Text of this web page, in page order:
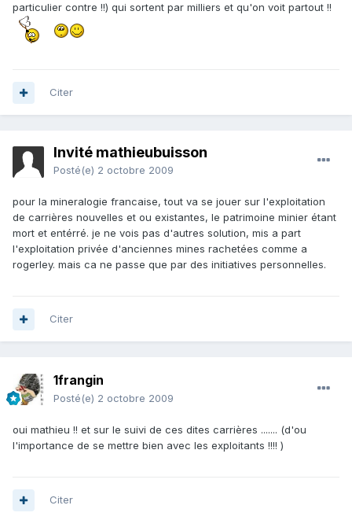
particulier contre !!) qui sortent par milliers et qu'on voit partout !!
Citer
Invité mathieubuisson
Posté(e) 2 octobre 2009
pour la mineralogie francaise, tout va se jouer sur l'exploitation
de carrières nouvelles et ou existantes, le patrimoine minier étant
mort et entérré. je ne vois pas d'autres solution, mis a part
l'exploitation privée d'anciennes mines rachetées comme a
rogerley. mais ca ne passe que par des initiatives personnelles.
Citer
1frangin
Posté(e) 2 octobre 2009
oui mathieu !! et sur le suivi de ces dites carrières ....... (d'ou
l'importance de se mettre bien avec les exploitants !!!! )
Citer